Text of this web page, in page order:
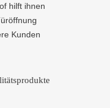
hilft ihnen
Kunden